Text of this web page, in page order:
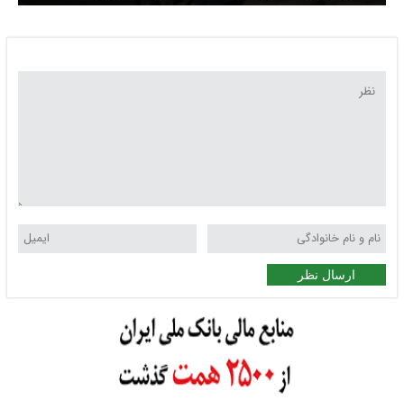
ارسال نظر